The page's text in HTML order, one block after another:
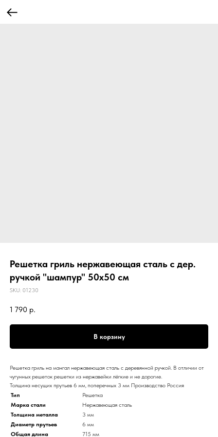
Решетка гриль нержавеющая сталь с дер.
ручкой "шампур" 50х50 см
SKU: 01230
1 790 р.
В корзину
Решетка гриль на мангал нержавеющая сталь с деревянной ручкой. В отличии от
чугунных решеток решетки из нержавейки лёгкие и не дорогие.
Толщина несущих прутьев 6 мм, поперечных 3 мм Производство Россия
Тип
Решетка
Марка стали
Нержавеющая сталь
Толщина металла
3 мм
Диаметр прутьев
6 мм
Общая длина
715 мм